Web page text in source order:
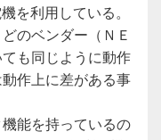
を利用している。
のベンダー（ＮＥ
も同じように動作
作上に差がある事
能を持っているの